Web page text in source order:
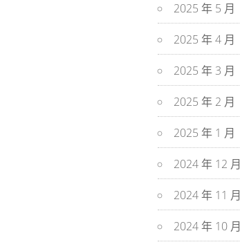
2025 年 5 月
2025 年 4 月
2025 年 3 月
2025 年 2 月
2025 年 1 月
2024 年 12 月
2024 年 11 月
2024 年 10 月